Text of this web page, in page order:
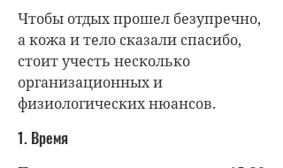
Чтобы отдых прошел безупречно,
а кожа и тело сказали спасибо,
стоит учесть несколько
организационных и
физиологических нюансов.
1. Время